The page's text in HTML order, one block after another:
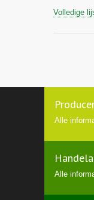
Volledige
Alle
Alle